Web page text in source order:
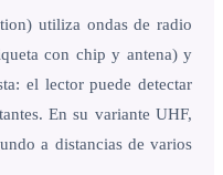
utiliza ondas de radio
con chip y antena) y
el lector puede detectar
En su variante UHF,
a distancias de varios